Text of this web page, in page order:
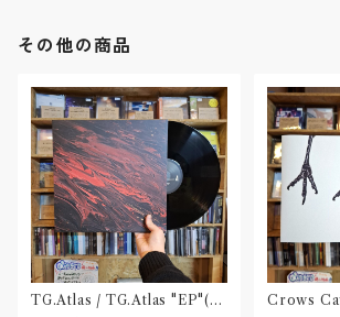
その他の商品
TG.Atlas / TG.Atlas "EP"(12
Crows